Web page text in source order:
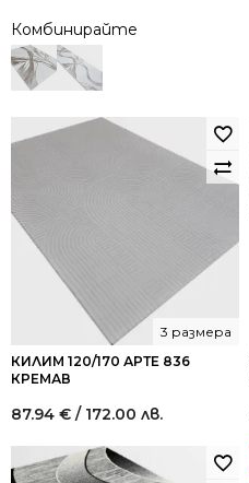
Комбинирайте
КИЛИМ 120/170 АРТЕ 836
КРЕМАВ
3 размера
87.94 € / 172.00 лв.